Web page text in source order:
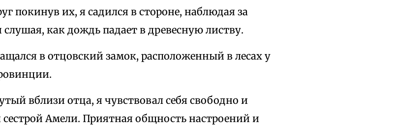
покинув их, я садился в стороне, наблюдая за
как дождь падает в древесную листву.
в отцовский замок, расположенный в лесах у
вблизи отца, я чувствовал себя свободно и
Амели. Приятная общность настроений и